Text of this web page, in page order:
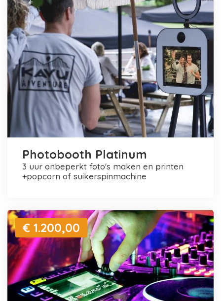
Photobooth Platinum
3 uur onbeperkt foto's maken en printen
+popcorn of suikerspinmachine
€ 1.200,00